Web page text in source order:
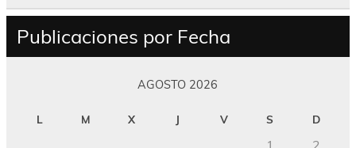
Publicaciones por Fecha
AGOSTO 2026
L M X J V S D